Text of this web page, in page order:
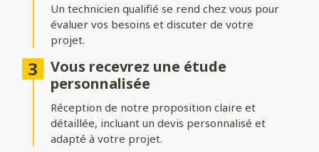
: simple, efficace et modulable selon vos besoins.
Différentes options d’occultation
Selon vos envies et vos besoins, nos clôtures peuvent être :
Pleinement occultantes: pour garantir une intimité
maximale.
Ajourées
: pour laisser passer la lumière tout en délimitant
Un technicien qualifié se rend chez vous pour
évaluer vos besoins et discuter de votre
projet.
Vous recevrez une étude
personnalisée
Réception de notre proposition claire et
détaillée, incluant un devis personnalisé et
adapté à votre projet.